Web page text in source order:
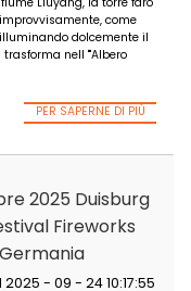
faro dei
onde del fiume Liuyang,
risveglia
scintille, illuminando
punto si trasforma nell